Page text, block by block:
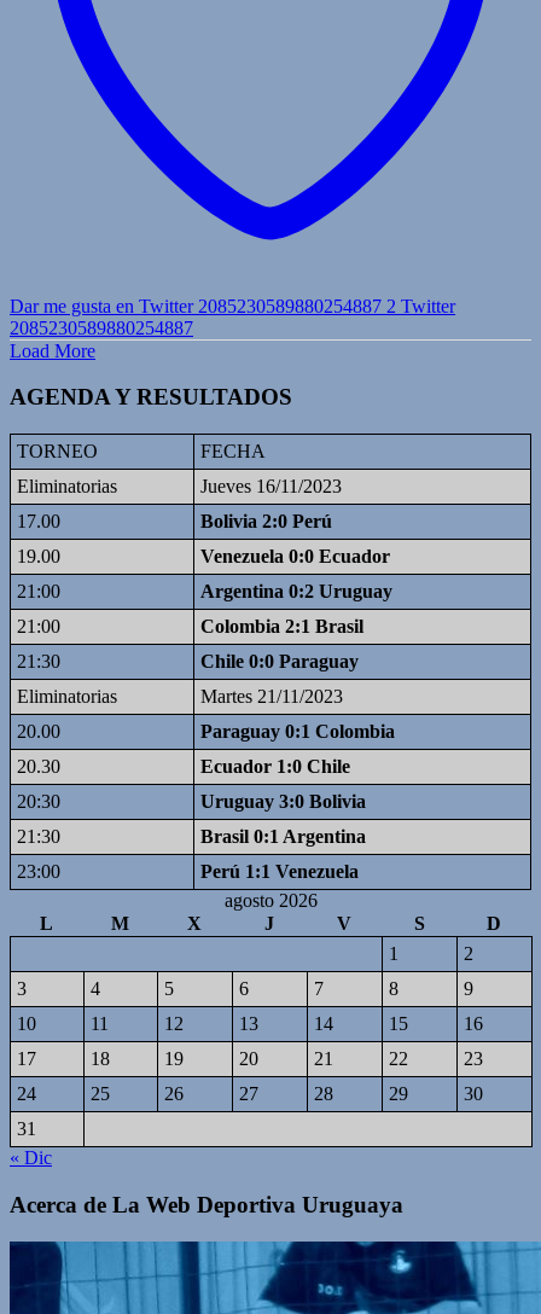
Dar me gusta en Twitter 2085230589880254887 2 Twitter
2085230589880254887
Load More
AGENDA Y RESULTADOS
TORNEO
FECHA
Eliminatorias
Jueves 16/11/2023
17.00
Bolivia 2:0 Perú
19.00
Venezuela 0:0 Ecuador
21:00
Argentina 0:2 Uruguay
21:00
Colombia 2:1 Brasil
21:30
Chile 0:0 Paraguay
Eliminatorias
Martes 21/11/2023
20.00
Paraguay 0:1 Colombia
20.30
Ecuador 1:0 Chile
20:30
Uruguay 3:0 Bolivia
21:30
Brasil 0:1 Argentina
23:00
Perú 1:1 Venezuela
agosto 2026
L
M X J V S
D
1
2
3
4 5 6 7 8
9
10
11 12 13 14 15
16
17
18 19 20 21 22
23
24
25 26 27 28 29
30
31
« Dic
Acerca de La Web Deportiva Uruguaya